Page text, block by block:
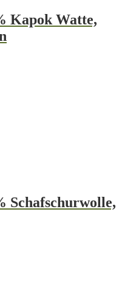
Kapok Watte,
Schafschurwolle,